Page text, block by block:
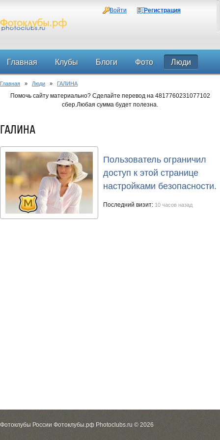
Войти Регистрация
Главная Клубы Блоги Фото Люди
Форум
Главная » Люди » ГАЛИНА
Помочь сайту материально? Сделайте перевод на 4817760231077102
сбер.Любая сумма будет полезна.
ГАЛИНА
Пользователь ограничил
доступ к этой странице
настройками безопасности.
Последний визит: 10 часов назад
Фотоклубы России Фотоклубы.рф Photoclubs.ru © 2026